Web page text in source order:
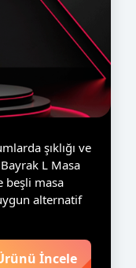
şıklığı ve
L Masa
beşli masa
alternatif
İncele